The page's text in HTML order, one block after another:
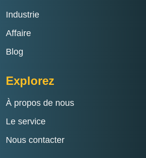
Industrie
Affaire
Blog
Explorez
À propos de nous
Le service
Nous contacter